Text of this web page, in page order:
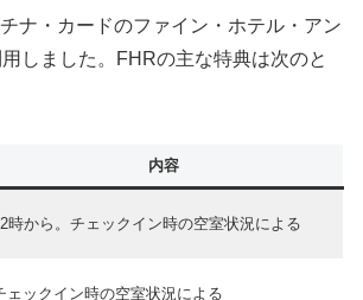
ナ・カードのファイン・ホテル・アン
しました。FHRの主な特典は次のと
内容
時から。チェックイン時の空室状況による
ェックイン時の空室状況による